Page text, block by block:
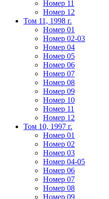
Номер 11
Номер 12
Том 11, 1998 г.
Номер 01
Номер 02-03
Номер 04
Номер 05
Номер 06
Номер 07
Номер 08
Номер 09
Номер 10
Номер 11
Номер 12
Том 10, 1997 г.
Номер 01
Номер 02
Номер 03
Номер 04-05
Номер 06
Номер 07
Номер 08
Номер 09